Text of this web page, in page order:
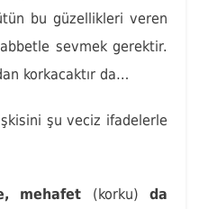
bu güzellikleri veren
sevmek gerektir.
korkacaktır da…
şu veciz ifadelerle
mehafet (korku) da